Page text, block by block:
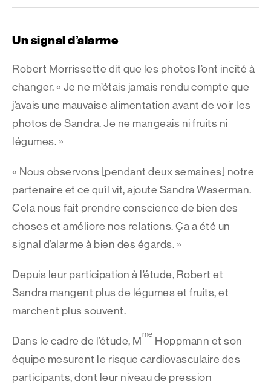
Un signal d’alarme
Robert Morrissette dit que les photos l’ont incité à
changer. « Je ne m’étais jamais rendu compte que
j’avais une mauvaise alimentation avant de voir les
photos de Sandra. Je ne mangeais ni fruits ni
légumes. »
« Nous observons [pendant deux semaines] notre
partenaire et ce qu’il vit, ajoute Sandra Waserman.
Cela nous fait prendre conscience de bien des
choses et améliore nos relations. Ça a été un
signal d’alarme à bien des égards. »
Depuis leur participation à l’étude, Robert et
Sandra mangent plus de légumes et fruits, et
marchent plus souvent.
Dans le cadre de l’étude, M
me
Hoppmann et son
équipe mesurent le risque cardiovasculaire des
participants, dont leur niveau de pression